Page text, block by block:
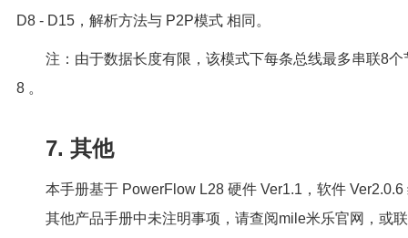
D8 - D15，解析方法与 P2P模式 相同。
注：由于数据长度有限，该模式下每条总线最多串联8
8 。
7. 其他
本手册基于 PowerFlow L28 硬件 Ver1.1，软件 Ver2.0.6
其他产品手册中未注明事项，请查阅mile米乐官网，或